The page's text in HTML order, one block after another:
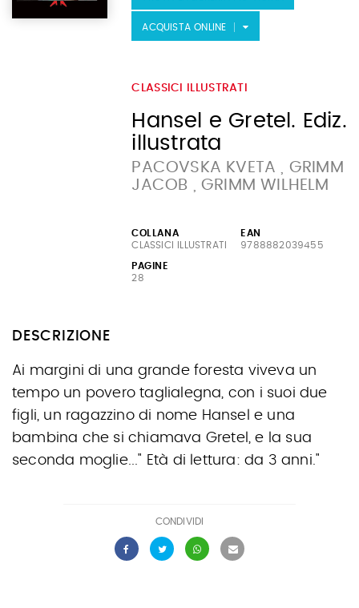
ACQUISTA ONLINE
CLASSICI ILLUSTRATI
Hansel e Gretel. Ediz.
illustrata
PACOVSKA KVETA , GRIMM
JACOB , GRIMM WILHELM
COLLANA
CLASSICI ILLUSTRATI
EAN
9788882039455
PAGINE
28
DESCRIZIONE
Ai margini di una grande foresta viveva un
tempo un povero taglialegna, con i suoi due
figli, un ragazzino di nome Hansel e una
bambina che si chiamava Gretel, e la sua
seconda moglie..." Età di lettura: da 3 anni."
CONDIVIDI